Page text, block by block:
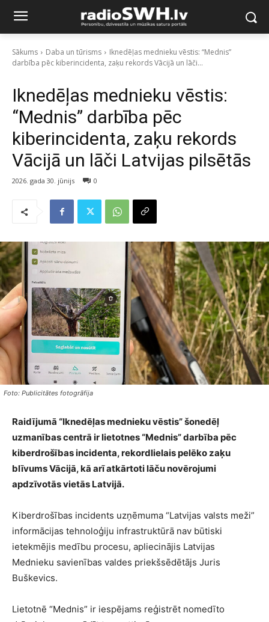
Sākums Daba un tūrisms
Iknedēļas mednieku vēstis: “Mednis”
darbība pēc kiberincidenta, zaķu rekords Vācijā un lāči...
Iknedēļas mednieku vēstis:
“Mednis” darbība pēc
kiberincidenta, zaķu rekords
Vācijā un lāči Latvijas pilsētās
2026. gada 30. jūnijs 0
Foto: Publicitātes fotogrāfija
Raidījumā “Iknedēļas mednieku vēstis” šonedēļ
uzmanības centrā ir lietotnes “Mednis” darbība pēc
kiberdrošības incidenta, rekordlielais pelēko zaķu
blīvums Vācijā, kā arī atkārtoti lāču novērojumi
apdzīvotās vietās Latvijā.
Kiberdrošības incidents uzņēmuma “Latvijas valsts meži”
informācijas tehnoloģiju infrastruktūrā nav būtiski
ietekmējis medību procesu, apliecinājis Latvijas
Mednieku savienības valdes priekšsēdētājs Juris
Buškevics.
Lietotnē “Mednis” ir iespējams reģistrēt nomedīto